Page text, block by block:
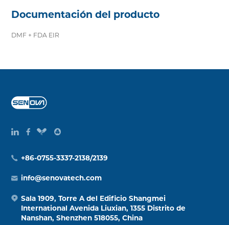
Documentación del producto
DMF + FDA EIR
+86-0755-3337-2138/2139
info@senovatech.com
Sala 1909, Torre A del Edificio Shangmei
International Avenida Liuxian, 1355 Distrito de
Nanshan, Shenzhen 518055, China